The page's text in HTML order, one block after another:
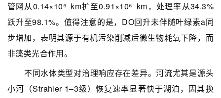
管网从0.14×10⁶ km扩至0.91×10⁶ km，处理率从34.3%
跃升至98.1%。值得注意的是，DO回升未伴随叶绿素a同
步增加，表明其源于有机污染削减后微生物耗氧下降，而
非藻类光合作用。
不同水体类型对治理响应存在差异。河流尤其是源头
小河（Strahler 1–3级）恢复速率显著快于湖泊，因其换